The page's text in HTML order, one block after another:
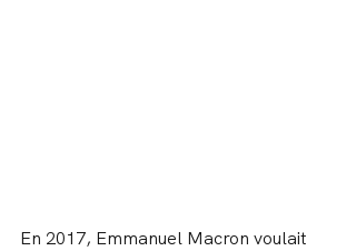
En 2017, Emmanuel Macron voulait